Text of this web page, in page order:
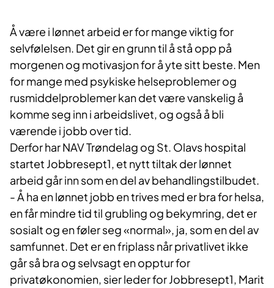
​Å være i lønnet arbeid er for mange viktig for
selvfølelsen. Det gir en grunn til å stå opp på
morgenen og motivasjon for å yte sitt beste. Men
for mange med psykiske helseproblemer og
rusmiddelproblemer kan det være vanskelig å
komme seg inn i arbeidslivet, og også å bli
værende i jobb over tid.
Derfor har NAV Trøndelag og St. Olavs hospital
startet Jobbresept1, et nytt tiltak der lønnet
arbeid går inn som en del av behandlingstilbudet.
- Å ha en lønnet jobb en trives med er bra for helsa,
en får mindre tid til grubling og bekymring, det er
sosialt og en føler seg «normal», ja, som en del av
samfunnet. Det er en friplass når privatlivet ikke
går så bra og selvsagt en opptur for
privatøkonomien, sier leder for Jobbresept1, Marit